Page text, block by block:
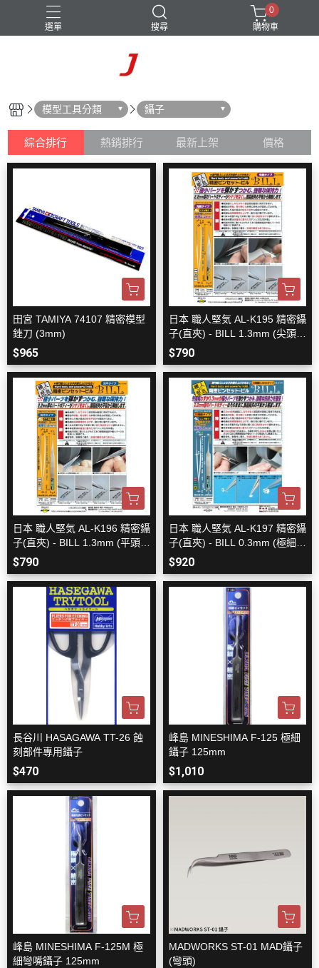
選單 搜尋
0
購物車
模型工具分類 鑷子
綜合排行 熱銷排行 最新上架 價格
田宮 TAMIYA 74107 精密模型
銼刀 (3mm)
$965
日本 職人堅気 AL-K195 精密鑷
子(直夾) - BILL 1.3mm (尖頭
形)
$790
日本 職人堅気 AL-K196 精密鑷
子(直夾) - BILL 1.3mm (平頭
形)
$790
日本 職人堅気 AL-K197 精密鑷
子(直夾) - BILL 0.3mm (極細
形)
$920
長谷川 HASAGAWA TT-26 蝕
刻部件專用鑷子
$470
峰島 MINESHIMA F-125 極細
鑷子 125mm
$1,010
峰島 MINESHIMA F-125M 極
細彎嘴鑷子 125mm
MADWORKS ST-01 MAD鑷子
(彎頭)